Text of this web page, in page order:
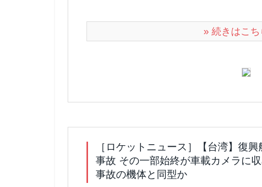
» 続きはこち
［ロケットニュース］【台湾】復
事故 その一部始終が車載カメラに
事故の機体と同型か